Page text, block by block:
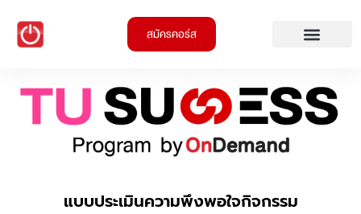
สมัครคอร์ส
แบบประเมินความพึงพอใจกิจกรรม